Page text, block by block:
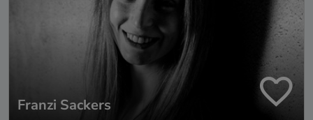
Franzi Sackers